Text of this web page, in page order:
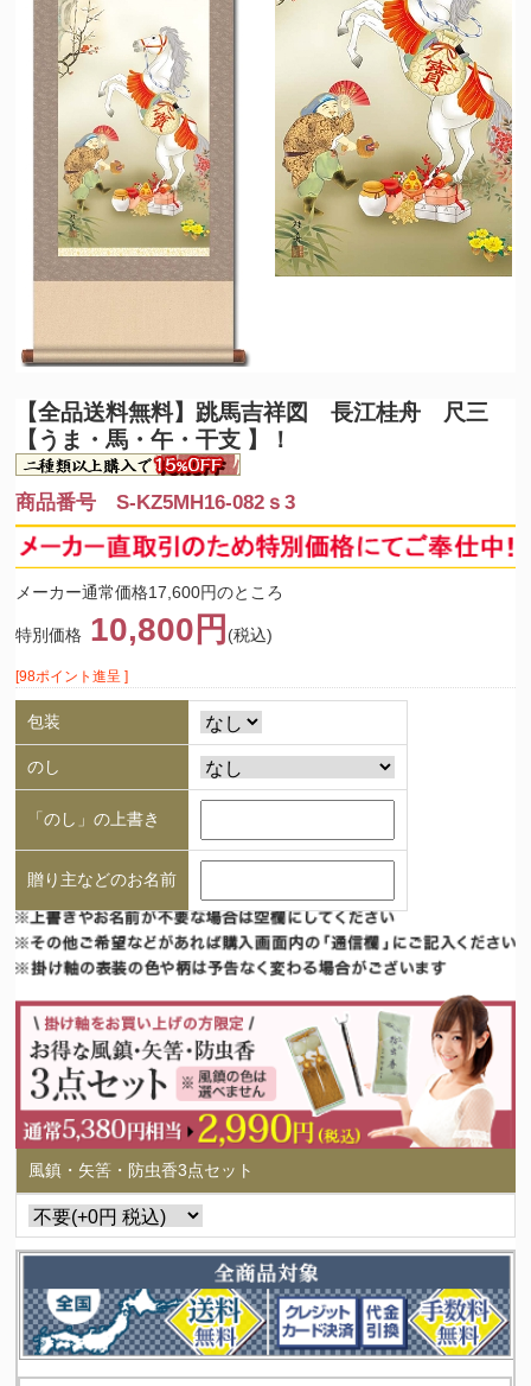
【全品送料無料】 跳馬吉祥図 長江桂舟 尺三
【うま・馬・午・干支 】！
商品番号 S-KZ5MH16-082ｓ3
メーカー通常価格17,600円のところ
特別価格 10,800円 (税込)
[98ポイント進呈 ]
包装
のし
「のし」の上書き
贈り主などのお名前
風鎮・矢筈・防虫香3点セット